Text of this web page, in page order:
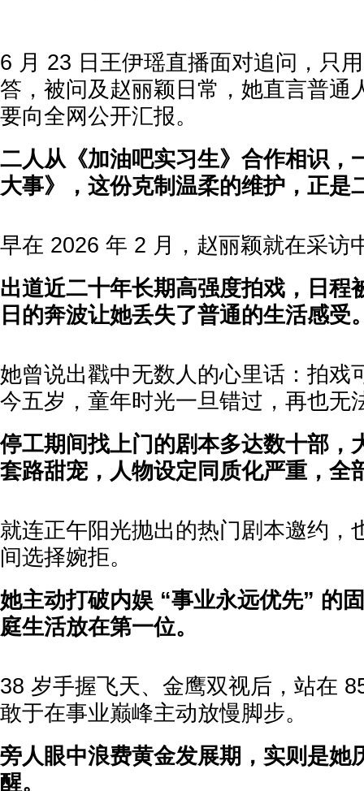
6 月 23 日王伊瑶直播面对追问，只
答，被问及赵丽颖日常，她直言普通
要向全网公开汇报。
二人从《加油吧实习生》合作相识，
大事》，这份克制温柔的维护，正是
早在 2026 年 2 月，赵丽颖就在采访
出道近二十年长期高强度拍戏，日程
日的奔波让她丢失了普通的生活感受
她曾说出戳中无数人的心里话：拍戏
今五岁，童年时光一旦错过，再也无
停工期间找上门的剧本多达数十部，
套路甜宠，人物设定同质化严重，全
就连正午阳光抛出的热门剧本邀约，
间选择婉拒。
她主动打破内娱 “事业永远优先” 的
庭生活放在第一位。
38 岁手握飞天、金鹰双视后，站在
敢于在事业巅峰主动放慢脚步。
旁人眼中浪费黄金发展期，实则是她
醒。